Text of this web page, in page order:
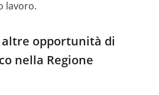
lavoro.
opportunità di
nella Regione